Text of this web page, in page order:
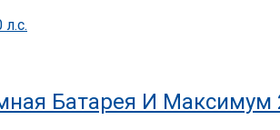
Батарея И Максимум